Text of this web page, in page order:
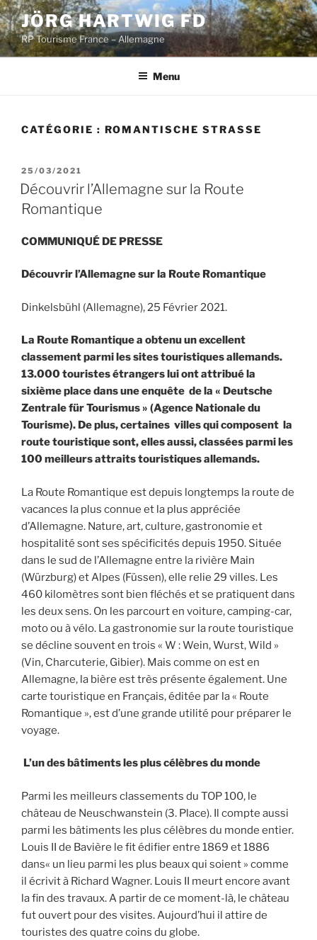
Aller
au
contenu
principal
JÖRG HARTWIG FD
RP Tourisme France – Allemagne
Menu
CATÉGORIE : ROMANTISCHE STRASSE
PUBLIÉ
LE
25/03/2021
Découvrir l’Allemagne sur la Route
Romantique
COMMUNIQUÉ DE PRESSE
Découvrir l’Allemagne sur la Route Romantique
Dinkelsbühl (Allemagne), 25 Février 2021.
La Route Romantique a obtenu un excellent
classement parmi les sites touristiques allemands.
13.000 touristes étrangers lui ont attribué la
sixième place dans une enquête de la « Deutsche
Zentrale für Tourismus » (Agence Nationale du
Tourisme). De plus, certaines villes qui composent la
route touristique sont, elles aussi, classées parmi les
100 meilleurs attraits touristiques allemands.
La Route Romantique est depuis longtemps la route de
vacances la plus connue et la plus appréciée
d’Allemagne. Nature, art, culture, gastronomie et
hospitalité sont ses spécificités depuis 1950. Située
dans le sud de l’Allemagne entre la rivière Main
(Würzburg) et Alpes (Füssen), elle relie 29 villes. Les
460 kilomètres sont bien fléchés et se pratiquent dans
les deux sens. On les parcourt en voiture, camping-car,
moto ou à vélo. La gastronomie sur la route touristique
se décline souvent en trois « W : Wein, Wurst, Wild »
(Vin, Charcuterie, Gibier). Mais comme on est en
Allemagne, la bière est très présente également. Une
carte touristique en Français, éditée par la « Route
Romantique », est d’une grande utilité pour préparer le
voyage.
L’un des bâtiments les plus célèbres du monde
Parmi les meilleurs classements du TOP 100, le
château de Neuschwanstein (3. Place). Il compte aussi
parmi les bâtiments les plus célèbres du monde entier.
Louis II de Bavière le fit édifier entre 1869 et 1886
dans« un lieu parmi les plus beaux qui soient » comme
il écrivit à Richard Wagner. Louis II meurt encore avant
la fin des travaux. A partir de ce moment-là, le château
fut ouvert pour des visites. Aujourd’hui il attire de
touristes des quatre coins du globe.